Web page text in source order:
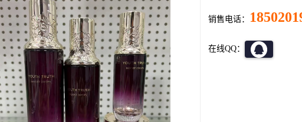
销售电话：
在线QQ：